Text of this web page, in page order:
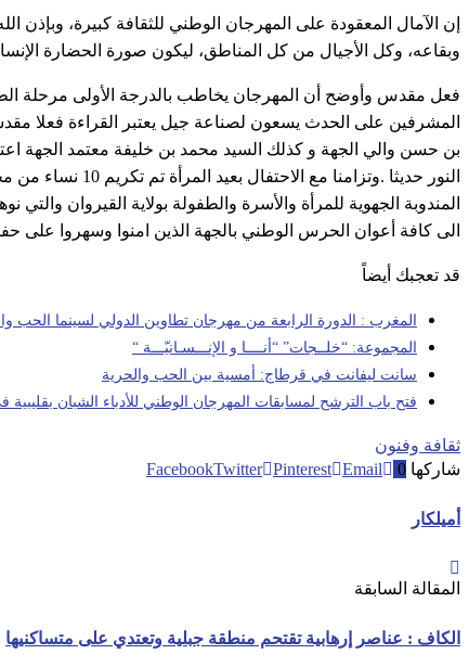
إن الآمال المعقودة على المهرجان الوطني للثقافة كبيرة، وبإذن
وبقاعه، وكل الأجيال من كل المناطق، ليكون صورة الحضارة
فعل مقدس وأوضح أن المهرجان يخاطب بالدرجة الأولى مرحلة
المشرفين على الحدث يسعون لصناعة جيل يعتبر القراءة فعلا
بن حسن والي الجهة و كذلك السيد محمد بن خليفة معتمد الجهة
النور حديثا
المندوبة الجهوية للمرأة والأسرة والطفولة بولاية القيروان
الى كافة أعوان الحرس الوطني بالجهة الذين امنوا وسهروا على
قد تعجبك أيضاً
المغرب : الدورة الرابعة من مهرجان تطاوين الدولي لسينما الحب
المجموعة: “خلــجات” “أنــــا و الإنـــسـانيّـــة “
سانت ليفانت في قرطاج: أمسية بين الحب والحرية
فتح باب الترشح لمسابقات المهرجان الوطني للأدباء الشبان بقليبية
ثقافة وفنون
شاركها 0
FacebookTwitter Pinterest Email
أميلكار
المقالة السابقة
الكاف : عناصر إرهابية تقتحم منطقة جبلية وتعتدي على متساكنيها